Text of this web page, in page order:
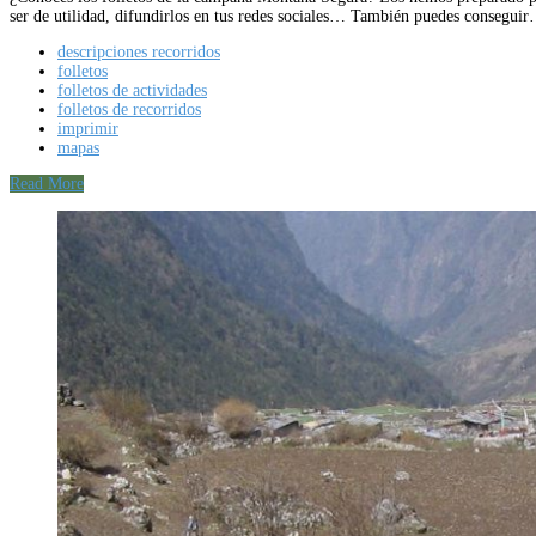
ser de utilidad, difundirlos en tus redes sociales… También puedes
descripciones recorridos
folletos
folletos de actividades
folletos de recorridos
imprimir
mapas
Read More